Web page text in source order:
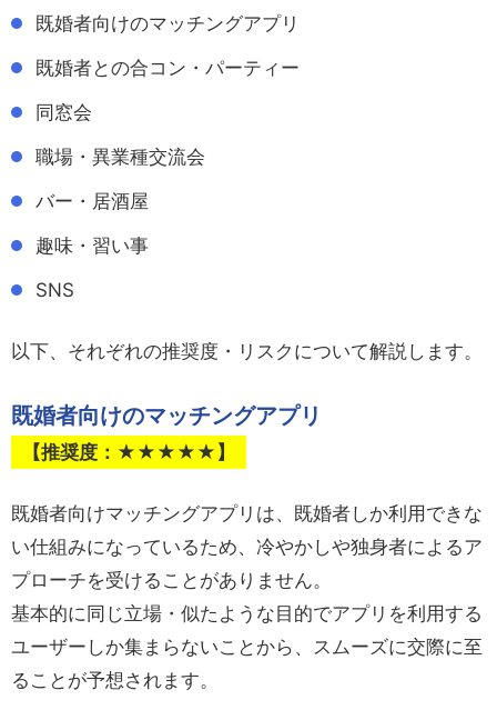
既婚者向けのマッチングアプリ
既婚者との合コン・パーティー
同窓会
職場・異業種交流会
バー・居酒屋
趣味・習い事
SNS
以下、それぞれの推奨度・リスクについて解説します。
既婚者向けのマッチングアプリ
【推奨度：★★★★★】
既婚者向けマッチングアプリは、既婚者しか利用できな
い仕組みになっているため、冷やかしや独身者によるア
プローチを受けることがありません。
基本的に同じ立場・似たような目的でアプリを利用する
ユーザーしか集まらないことから、スムーズに交際に至
ることが予想されます。